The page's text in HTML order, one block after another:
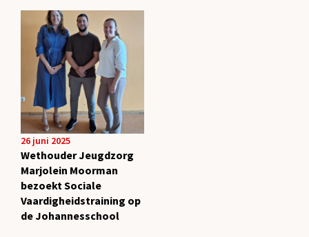
26 juni 2025
Wethouder Jeugdzorg
Marjolein Moorman
bezoekt Sociale
Vaardigheidstraining op
de Johannesschool